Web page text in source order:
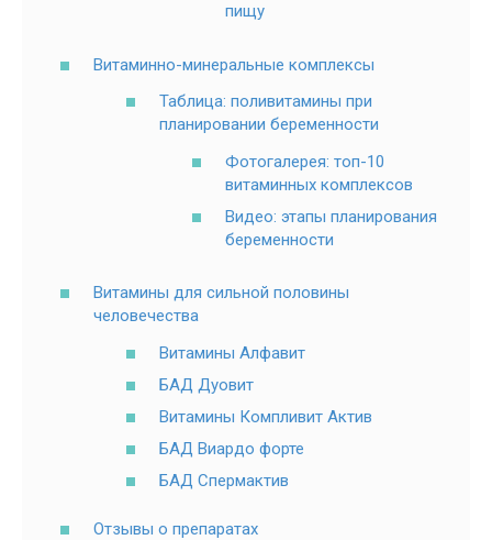
пищу
Витаминно-минеральные комплексы
Таблица: поливитамины при
планировании беременности
Фотогалерея: топ-10
витаминных комплексов
Видео: этапы планирования
беременности
Витамины для сильной половины
человечества
Витамины Алфавит
БАД Дуовит
Витамины Компливит Актив
БАД Виардо форте
БАД Спермактив
Отзывы о препаратах